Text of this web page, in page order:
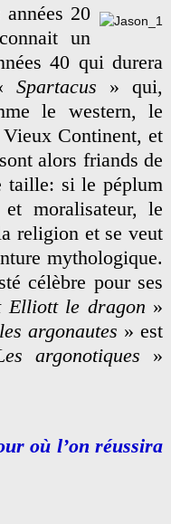
20
un
40 qui durera
Spartacus » qui,
le western, le
Continent, et
alors friands de
taille: si le péplum
moralisateur, le
religion et se veut
mythologique.
célèbre pour ses
Elliott le dragon »
argonautes » est
argonotiques »
où l’on réussira